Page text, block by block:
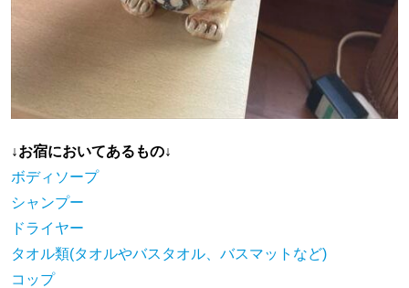
↓お宿においてあるもの↓
ボディソープ
シャンプー
ドライヤー
タオル類(タオルやバスタオル、バスマットなど)
コップ